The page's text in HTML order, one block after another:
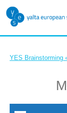
YES Brainstorming